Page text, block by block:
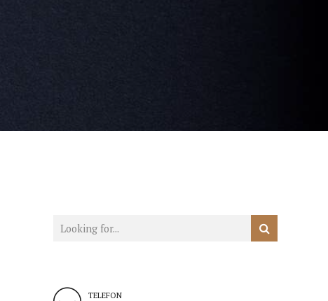
TELEFON